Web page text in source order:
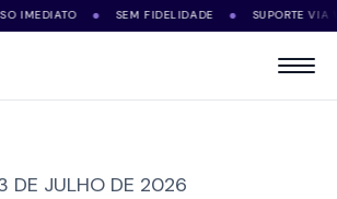
● SEM FIDELIDADE ● SUPORTE VIA
DE JULHO DE 2026